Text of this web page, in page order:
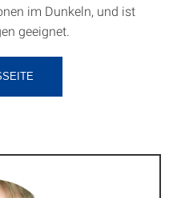
im Dunkeln, und ist
geeignet.